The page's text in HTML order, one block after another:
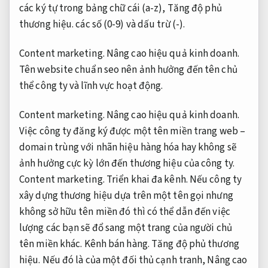
các ký tự trong bảng chữ cái (a-z), Tăng độ phủ
thương hiệu.các số (0-9) và dấu trừ (-).
Content marketing. Nâng cao hiệu quả kinh doanh.
Tên website chuẩn seo nên ảnh hưởng đến tên chủ
thể công ty và lĩnh vực hoạt động.
Content marketing. Nâng cao hiệu quả kinh doanh.
Việc công ty đăng ký được một tên miền trang web –
domain trùng với nhãn hiệu hàng hóa hay không sẽ
ảnh hưởng cực kỳ lớn đến thương hiệu của công ty.
Content marketing. Triển khai đa kênh. Nếu công ty
xây dựng thương hiệu dựa trên một tên gọi nhưng
không sở hữu tên miền đó thì có thể dẫn đến việc
lượng các bạn sẽ đổ sang một trang của người chủ
tên miền khác. Kênh bán hàng. Tăng độ phủ thương
hiệu. Nếu đó là của một đối thủ cạnh tranh, Nâng cao